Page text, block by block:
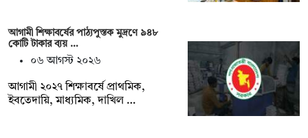
আগামী শিক্ষাবর্ষের পাঠ্যপুস্তক মুদ্রণে ৯৪৮
কোটি টাকার ব্যয় …
০৬ আগস্ট ২০২৬
আগামী ২০২৭ শিক্ষাবর্ষে প্রাথমিক,
ইবতেদায়ি, মাধ্যমিক, দাখিল …